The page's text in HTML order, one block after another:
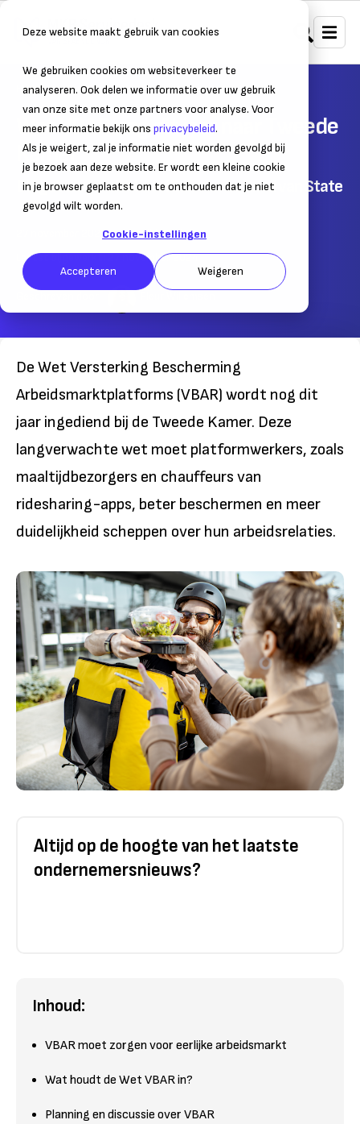
Deze website maakt gebruik van cookies
We gebruiken cookies om websiteverkeer te
analyseren. Ook delen we informatie over uw gebruik
van onze site met onze partners voor analyse. Voor
meer informatie bekijk ons privacybeleid.
Als je weigert, zal je informatie niet worden gevolgd bij
je bezoek aan deze website. Er wordt een kleine cookie
in je browser geplaatst om te onthouden dat je niet
gevolgd wilt worden.
Cookie-instellingen
Accepteren Weigeren
Home Nieuws Ondernemersnieuws
Wet VBAR nog dit jaar naar Tweede
Kamer
Dit gebeurt ondanks kritiek van de Raad van State
27 november 2024 – Leestijd: 2min.
Laatst bijgewerkt:27 november 2024
De Wet Versterking Bescherming
Arbeidsmarktplatforms (VBAR) wordt nog dit
jaar ingediend bij de Tweede Kamer. Deze
langverwachte wet moet platformwerkers, zoals
maaltijdbezorgers en chauffeurs van
ridesharing-apps, beter beschermen en meer
duidelijkheid scheppen over hun arbeidsrelaties.
Altijd op de hoogte van het laatste
ondernemersnieuws?
Inhoud:
VBAR moet zorgen voor eerlijke arbeidsmarkt
Wat houdt de Wet VBAR in?
Planning en discussie over VBAR